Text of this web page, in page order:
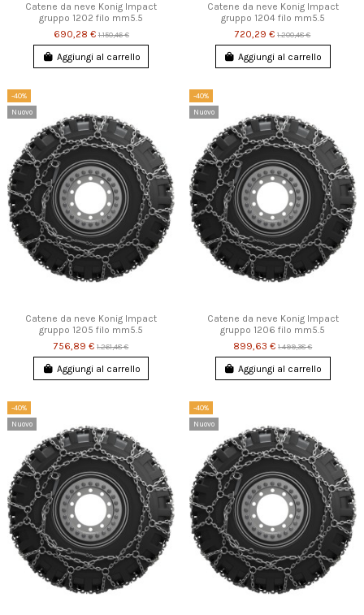
Catene da neve Konig Impact
gruppo 1202 filo mm5.5
690,28 €1.150,46 €
Aggiungi al carrello
Catene da neve Konig Impact
gruppo 1204 filo mm5.5
720,29 €1.200,48 €
Aggiungi al carrello
-40%
Nuovo
Catene da neve Konig Impact
gruppo 1205 filo mm5.5
756,89 €1.261,48 €
Aggiungi al carrello
-40%
Nuovo
Catene da neve Konig Impact
gruppo 1206 filo mm5.5
899,63 €1.499,38 €
Aggiungi al carrello
-40%
Nuovo
-40%
Nuovo